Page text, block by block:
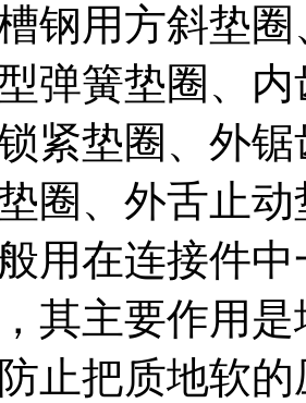
钢用方斜垫
弹簧垫圈、
紧垫圈、外
圈、外舌止
用在连接件
其主要作用
止把质地软